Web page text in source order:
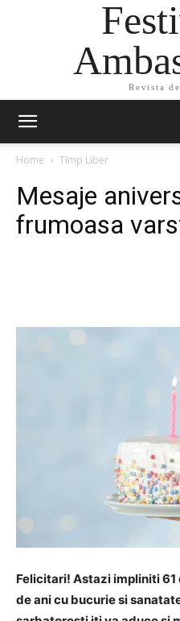
Revista
Home TImp Liber
Mesaje
frumoasa
Felicitari! Astazi impliniti
de ani cu bucurie si